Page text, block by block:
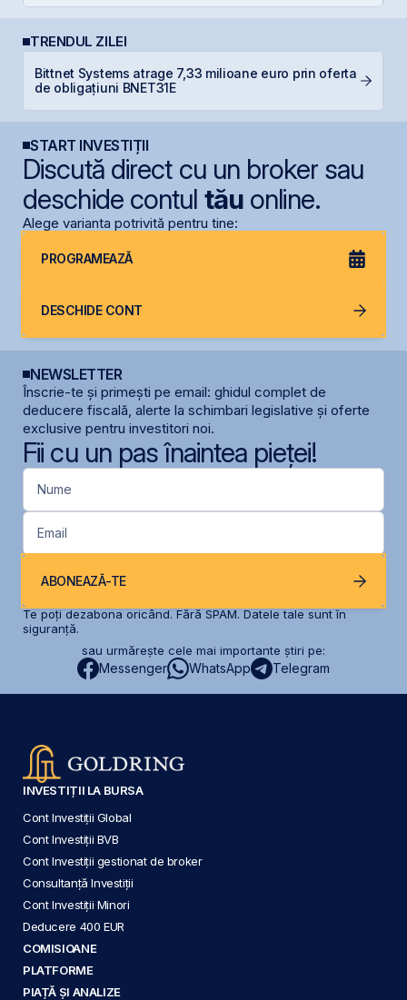
TRENDUL ZILEI
Bittnet Systems atrage 7,33 milioane euro prin oferta
de obligațiuni BNET31E
START INVESTIȚII
Discută direct cu un broker sau
deschide contul tăuonline.
Alege varianta potrivită pentru tine:
PROGRAMEAZĂ
DESCHIDE CONT
NEWSLETTER
Înscrie-te și primești pe email: ghidul complet de
deducere fiscală, alerte la schimbari legislative și oferte
exclusive pentru investitori noi.
Fii cu un pas înaintea pieței!
Nume
Email
ABONEAZĂ-TE
Te poți dezabona oricând. Fără SPAM. Datele tale sunt în
siguranță.
sau urmărește cele mai importante știri pe:
Messenger WhatsApp Telegram
INVESTIȚII LA BURSA
Cont Investiții Global
Cont Investiții BVB
Cont Investiții gestionat de broker
Consultanță Investiții
Cont Investiții Minori
Deducere 400 EUR
COMISIOANE
PLATFORME
PIAȚĂ ȘI ANALIZE